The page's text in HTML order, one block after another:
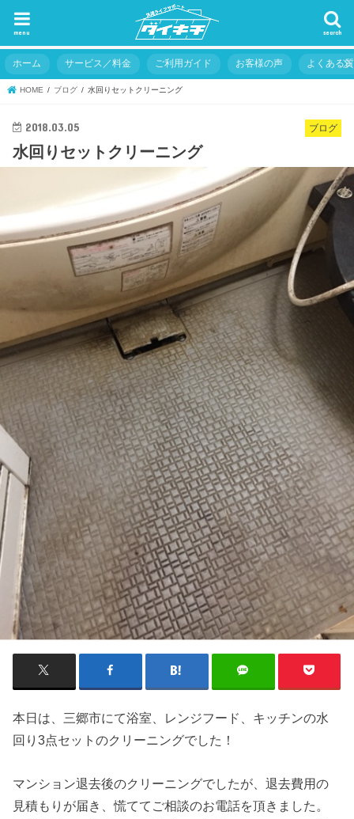
search
menu
ホーム サービス／料金 ご利用ガイド お客様の声 よくある
HOME ブログ 水回りセットクリーニング
ブログ
2018.03.05
水回りセットクリーニング
本日は、三郷市にて浴室、レンジフード、キッチンの水
回り3点セットのクリーニングでした！
マンション退去後のクリーニングでしたが、退去費用の
見積もりが届き、慌ててご相談のお電話を頂きました。